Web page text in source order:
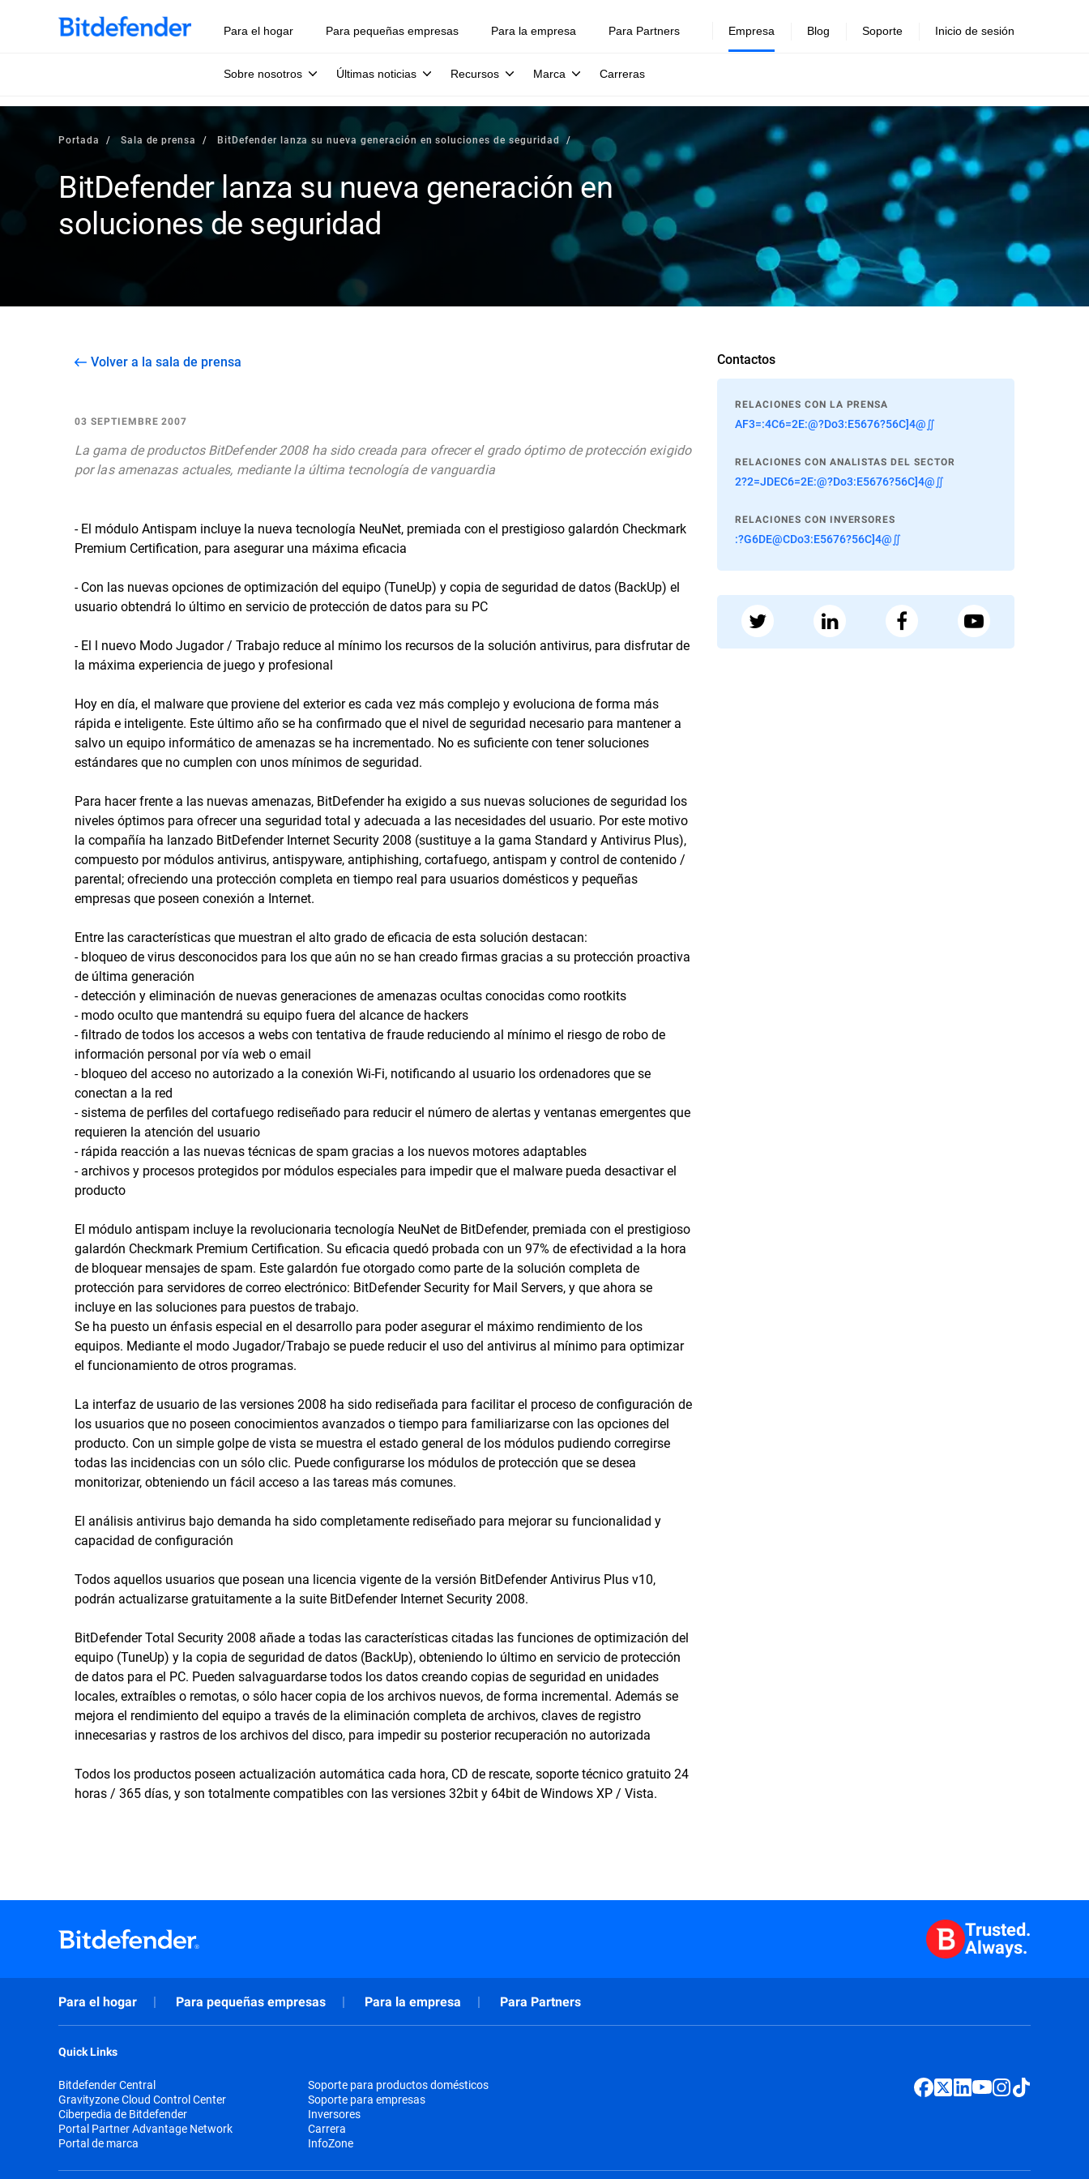
Para el hogar Para pequeñas empresas Para la empresa Para Partners Empresa
Sobre nosotros Últimas noticias Recursos Marca Carreras
Blog Soporte Inicio de sesión
Portada Sala de prensa BitDefender lanza su nueva generación en soluciones de seguridad
BitDefender lanza su nueva generación en
soluciones de seguridad
Volver a la sala de prensa
03 SEPTIEMBRE 2007
La gama de productos BitDefender 2008 ha sido creada para ofrecer el grado óptimo de protección exigido
por las amenazas actuales, mediante la última tecnología de vanguardia
- El módulo Antispam incluye la nueva tecnología NeuNet, premiada con el prestigioso galardón Checkmark
Premium Certification, para asegurar una máxima eficacia
- Con las nuevas opciones de optimización del equipo (TuneUp) y copia de seguridad de datos (BackUp) el
usuario obtendrá lo último en servicio de protección de datos para su PC
- El l nuevo Modo Jugador / Trabajo reduce al mínimo los recursos de la solución antivirus, para disfrutar de
la máxima experiencia de juego y profesional
Hoy en día, el malware que proviene del exterior es cada vez más complejo y evoluciona de forma más
rápida e inteligente. Este último año se ha confirmado que el nivel de seguridad necesario para mantener a
salvo un equipo informático de amenazas se ha incrementado. No es suficiente con tener soluciones
estándares que no cumplen con unos mínimos de seguridad.
Para hacer frente a las nuevas amenazas, BitDefender ha exigido a sus nuevas soluciones de seguridad los
niveles óptimos para ofrecer una seguridad total y adecuada a las necesidades del usuario. Por este motivo
la compañía ha lanzado BitDefender Internet Security 2008 (sustituye a la gama Standard y Antivirus Plus),
compuesto por módulos antivirus, antispyware, antiphishing, cortafuego, antispam y control de contenido /
parental; ofreciendo una protección completa en tiempo real para usuarios domésticos y pequeñas
empresas que poseen conexión a Internet.
Entre las características que muestran el alto grado de eficacia de esta solución destacan:
- bloqueo de virus desconocidos para los que aún no se han creado firmas gracias a su protección proactiva
de última generación
- detección y eliminación de nuevas generaciones de amenazas ocultas conocidas como rootkits
- modo oculto que mantendrá su equipo fuera del alcance de hackers
- filtrado de todos los accesos a webs con tentativa de fraude reduciendo al mínimo el riesgo de robo de
información personal por vía web o email
- bloqueo del acceso no autorizado a la conexión Wi-Fi, notificando al usuario los ordenadores que se
conectan a la red
- sistema de perfiles del cortafuego rediseñado para reducir el número de alertas y ventanas emergentes que
requieren la atención del usuario
- rápida reacción a las nuevas técnicas de spam gracias a los nuevos motores adaptables
- archivos y procesos protegidos por módulos especiales para impedir que el malware pueda desactivar el
producto
El módulo antispam incluye la revolucionaria tecnología NeuNet de BitDefender, premiada con el prestigioso
galardón Checkmark Premium Certification. Su eficacia quedó probada con un 97% de efectividad a la hora
de bloquear mensajes de spam. Este galardón fue otorgado como parte de la solución completa de
protección para servidores de correo electrónico: BitDefender Security for Mail Servers, y que ahora se
incluye en las soluciones para puestos de trabajo.
Se ha puesto un énfasis especial en el desarrollo para poder asegurar el máximo rendimiento de los
equipos. Mediante el modo Jugador/Trabajo se puede reducir el uso del antivirus al mínimo para optimizar
el funcionamiento de otros programas.
La interfaz de usuario de las versiones 2008 ha sido rediseñada para facilitar el proceso de configuración de
los usuarios que no poseen conocimientos avanzados o tiempo para familiarizarse con las opciones del
producto. Con un simple golpe de vista se muestra el estado general de los módulos pudiendo corregirse
todas las incidencias con un sólo clic. Puede configurarse los módulos de protección que se desea
monitorizar, obteniendo un fácil acceso a las tareas más comunes.
El análisis antivirus bajo demanda ha sido completamente rediseñado para mejorar su funcionalidad y
capacidad de configuración
Todos aquellos usuarios que posean una licencia vigente de la versión BitDefender Antivirus Plus v10,
podrán actualizarse gratuitamente a la suite BitDefender Internet Security 2008.
BitDefender Total Security 2008 añade a todas las características citadas las funciones de optimización del
equipo (TuneUp) y la copia de seguridad de datos (BackUp), obteniendo lo último en servicio de protección
de datos para el PC. Pueden salvaguardarse todos los datos creando copias de seguridad en unidades
locales, extraíbles o remotas, o sólo hacer copia de los archivos nuevos, de forma incremental. Además se
mejora el rendimiento del equipo a través de la eliminación completa de archivos, claves de registro
innecesarias y rastros de los archivos del disco, para impedir su posterior recuperación no autorizada
Todos los productos poseen actualización automática cada hora, CD de rescate, soporte técnico gratuito 24
horas / 365 días, y son totalmente compatibles con las versiones 32bit y 64bit de Windows XP / Vista.
Contactos
RELACIONES CON LA PRENSA
AF3=:4C6=2E:@?Do3:E5676?56C]4@∬
RELACIONES CON ANALISTAS DEL SECTOR
2?2=JDEC6=2E:@?Do3:E5676?56C]4@∬
RELACIONES CON INVERSORES
:?G6DE@CDo3:E5676?56C]4@∬
Trusted.
Always.
Para el hogar Para pequeñas empresas Para la empresa Para Partners
Quick Links
Bitdefender Central
Gravityzone Cloud Control Center
Ciberpedia de Bitdefender
Portal Partner Advantage Network
Portal de marca
Soporte para productos domésticos
Soporte para empresas
Inversores
Carrera
InfoZone